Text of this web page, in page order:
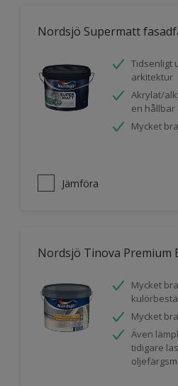
Nordsjö Supermatt
Tidsenligt
arkitektur
Akrylat/
en hållbar
Mycket
Jämföra
Nordsjö Tinova Premium
Mycket
Mycket
Även
tidigare